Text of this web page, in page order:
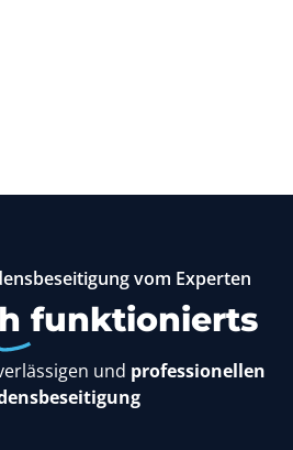
vom Experten
funktionierts
und professionellen